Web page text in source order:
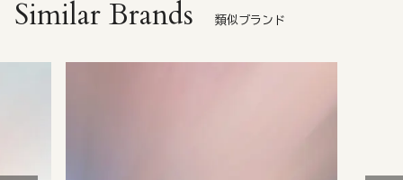
Similar Brands 類似ブランド